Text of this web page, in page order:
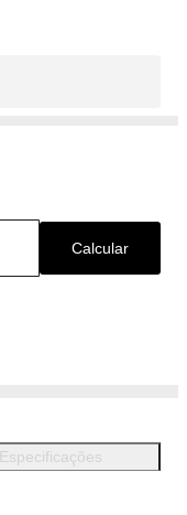
Calcular
Especificações